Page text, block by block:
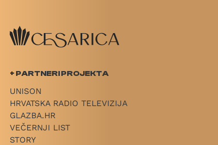
+ PARTNERI PROJEKTA
UNISON
HRVATSKA RADIO TELEVIZIJA
GLAZBA.HR
VEČERNJI LIST
STORY